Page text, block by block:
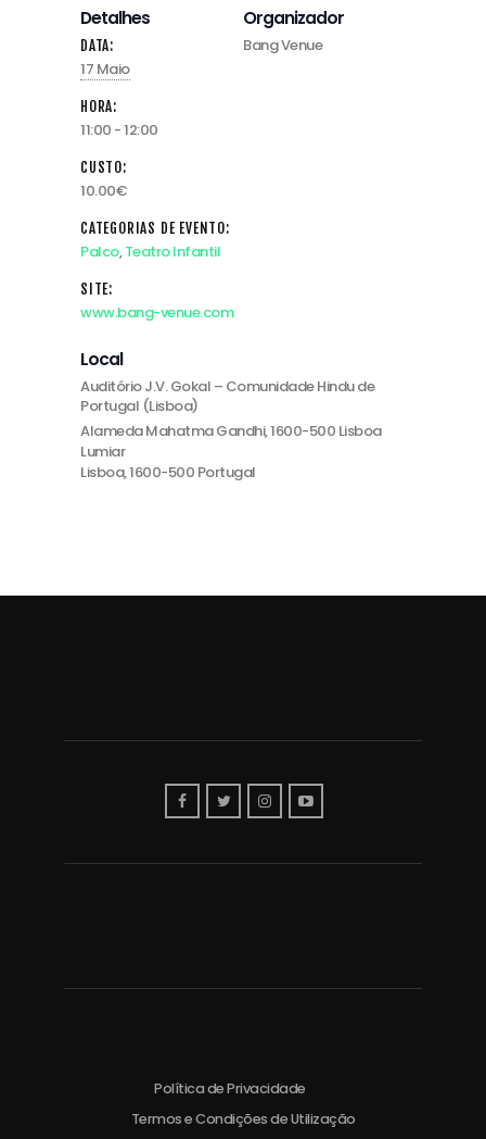
Detalhes
DATA:
17 Maio
HORA:
11:00 - 12:00
CUSTO:
10.00€
CATEGORIAS DE EVENTO:
Palco,Teatro Infantil
SITE:
www.bang-venue.com
Local
Auditório J.V. Gokal – Comunidade Hindu de
Portugal (Lisboa)
Alameda Mahatma Gandhi, 1600-500 Lisboa
Lumiar
Lisboa,1600-500 Portugal
Organizador
Bang Venue
Política de Privacidade
Termos e Condições de Utilização